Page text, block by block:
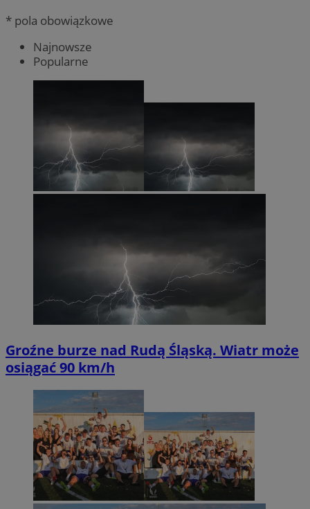
* pola obowiązkowe
Najnowsze
Popularne
Groźne burze nad Rudą Śląską. Wiatr może
osiągać 90 km/h